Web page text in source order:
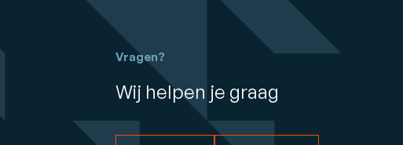
Vragen?
Wij helpen je graag